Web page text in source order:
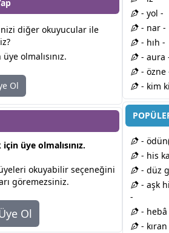
diğer okuyucular ile
olmalısınız.
Ol
üye olmalısınız.
okuyabilir seçeneğini
göremezsiniz.
Ol
- yol -
- nar -
- hıh -
- aura
- özne
- kim
-
- his
- düz
- aşk
-
- hebâ
-